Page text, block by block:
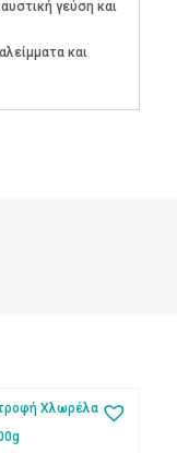
γεύση και
και